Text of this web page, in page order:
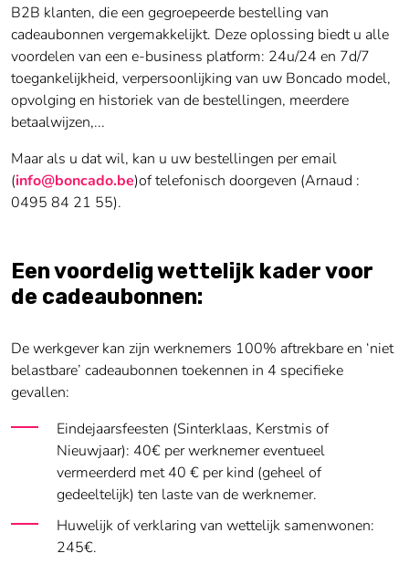
B2B klanten, die een gegroepeerde bestelling van
cadeaubonnen vergemakkelijkt. Deze oplossing biedt u alle
voordelen van een e-business platform: 24u/24 en 7d/7
toegankelijkheid, verpersoonlijking van uw Boncado model,
opvolging en historiek van de bestellingen, meerdere
betaalwijzen,...
Maar als u dat wil, kan u uw bestellingen per email
(info@boncado.be)of telefonisch doorgeven (Arnaud :
0495 84 21 55).
Een voordelig wettelijk kader voor
de cadeaubonnen:
De werkgever kan zijn werknemers 100% aftrekbare en ‘niet
belastbare’ cadeaubonnen toekennen in 4 specifieke
gevallen:
Eindejaarsfeesten (Sinterklaas, Kerstmis of
Nieuwjaar): 40€ per werknemer eventueel
vermeerderd met 40 € per kind (geheel of
gedeeltelijk) ten laste van de werknemer.
Huwelijk of verklaring van wettelijk samenwonen:
245€.